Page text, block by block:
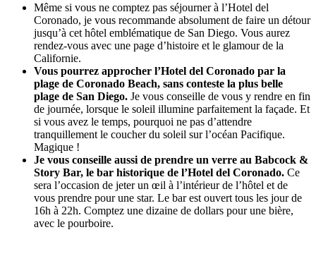
Même si vous ne comptez pas séjourner à l’Hotel del
Coronado, je vous recommande absolument de faire un détour
jusqu’à cet hôtel emblématique de San Diego. Vous aurez
rendez-vous avec une page d’histoire et le glamour de la
Californie.
Vous pourrez approcher l’Hotel del Coronado par la
plage de Coronado Beach, sans conteste la plus belle
plage de San Diego. Je vous conseille de vous y rendre en fin
de journée, lorsque le soleil illumine parfaitement la façade. Et
si vous avez le temps, pourquoi ne pas d’attendre
tranquillement le coucher du soleil sur l’océan Pacifique.
Magique !
Je vous conseille aussi de prendre un verre au Babcock &
Story Bar, le bar historique de l’Hotel del Coronado. Ce
sera l’occasion de jeter un œil à l’intérieur de l’hôtel et de
vous prendre pour une star. Le bar est ouvert tous les jour de
16h à 22h. Comptez une dizaine de dollars pour une bière,
avec le pourboire.